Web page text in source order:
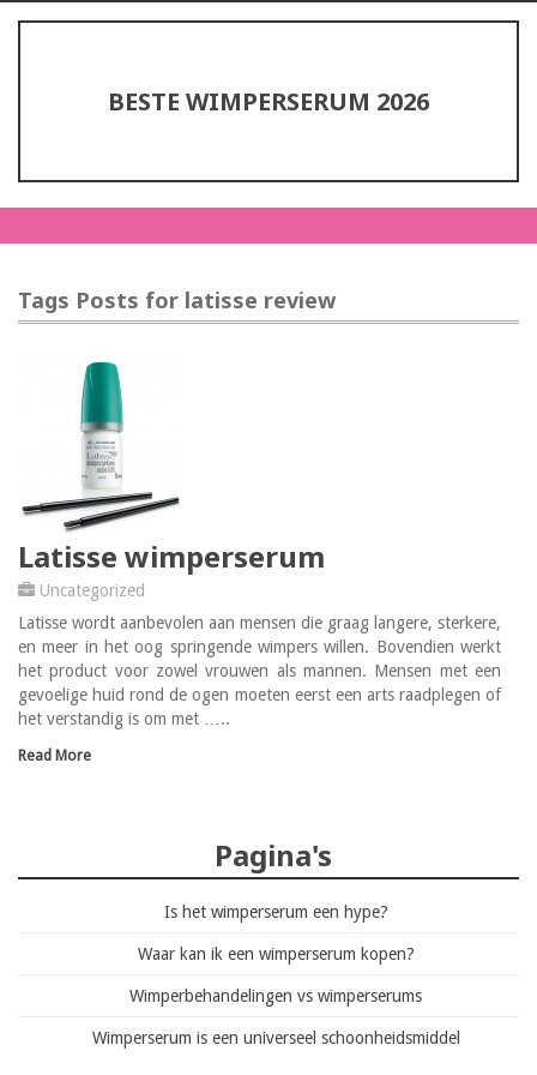
BESTE WIMPERSERUM 2026
Tags Posts for latisse review
Latisse wimperserum
Uncategorized
Latisse wordt aanbevolen aan mensen die graag langere, sterkere,
en meer in het oog springende wimpers willen. Bovendien werkt
het product voor zowel vrouwen als mannen. Mensen met een
gevoelige huid rond de ogen moeten eerst een arts raadplegen of
het verstandig is om met …..
Read More
Pagina's
Is het wimperserum een hype?
Waar kan ik een wimperserum kopen?
Wimperbehandelingen vs wimperserums
Wimperserum is een universeel schoonheidsmiddel